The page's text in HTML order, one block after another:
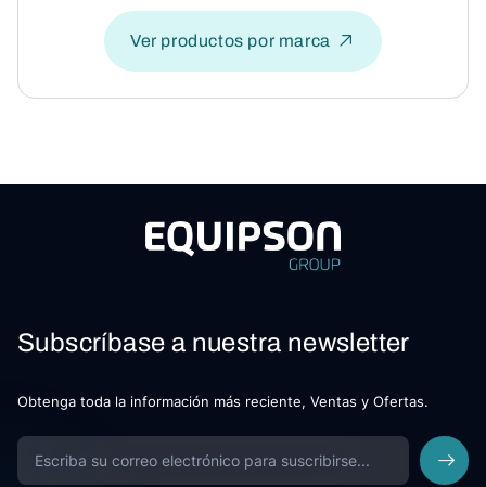
Ver productos por marca
Subscríbase a nuestra newsletter
Obtenga toda la información más reciente, Ventas y Ofertas.